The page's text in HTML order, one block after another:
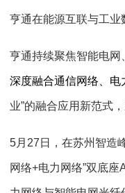
亨通在能源互联与工业
亨通持续聚焦智能电网
深度融合通信网络、电
业”的融合应用新范式
5月 27 日，在苏州智造
网络+电力网络”双底座